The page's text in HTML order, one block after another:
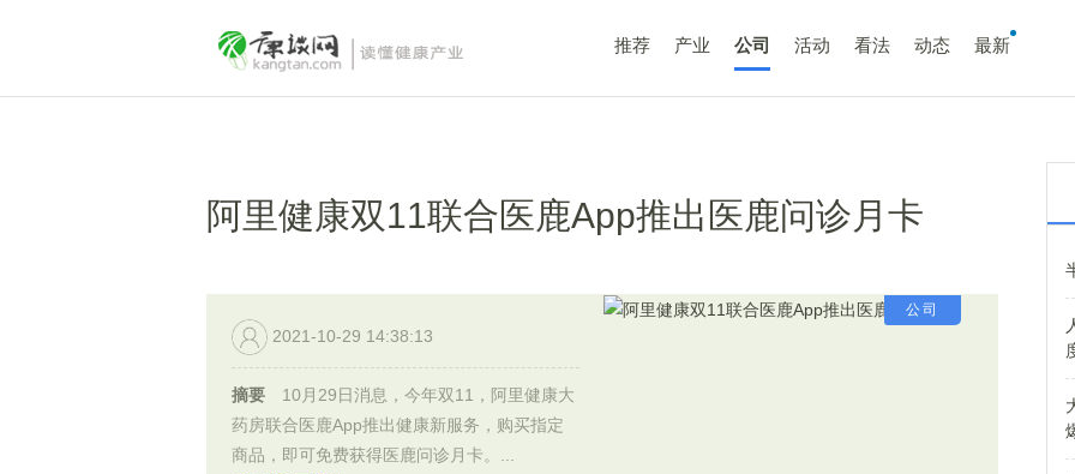
推荐 产业 公司 活动 看法 动态 最新
阿里健康双11联合医鹿App推出医鹿问诊月卡
公司
2021-10-29 14:38:13
摘要
10月29日消息，今年双11，阿里健康大
药房联合医鹿App推出健康新服务，购买指定
商品，即可免费获得医鹿问诊月卡。...